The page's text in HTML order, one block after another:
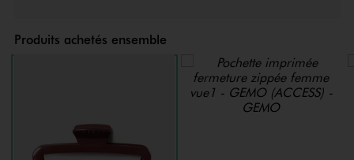
Produits achetés ensemble